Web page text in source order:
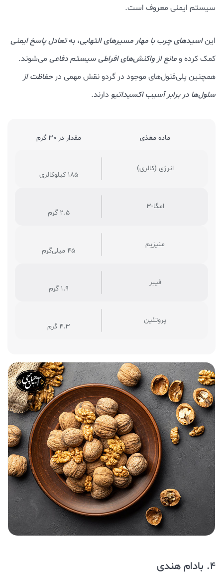
سیستم ایمنی معروف است.
ایناسیدهای چرب با مهار مسیرهای التهابی، بهتعادل پاسخ ایمنی
کمک کرده ومانع از واکنش‌های افراطی سیستم دفاعی می‌شوند.
همچنین پلی‌فنول‌های موجود در گردو نقش مهمی در حفاظت از
سلول‌ها در برابر آسیب اکسیداتیو دارند.
ماده مغذی مقدار در 30 گرم
انرژی (کالری)
185 کیلوکالری
امگا-۳
2.5 گرم
منیزیم
45 میلی‌گرم
فیبر
1.9 گرم
پروتئین
4.3 گرم
4. بادام هندی